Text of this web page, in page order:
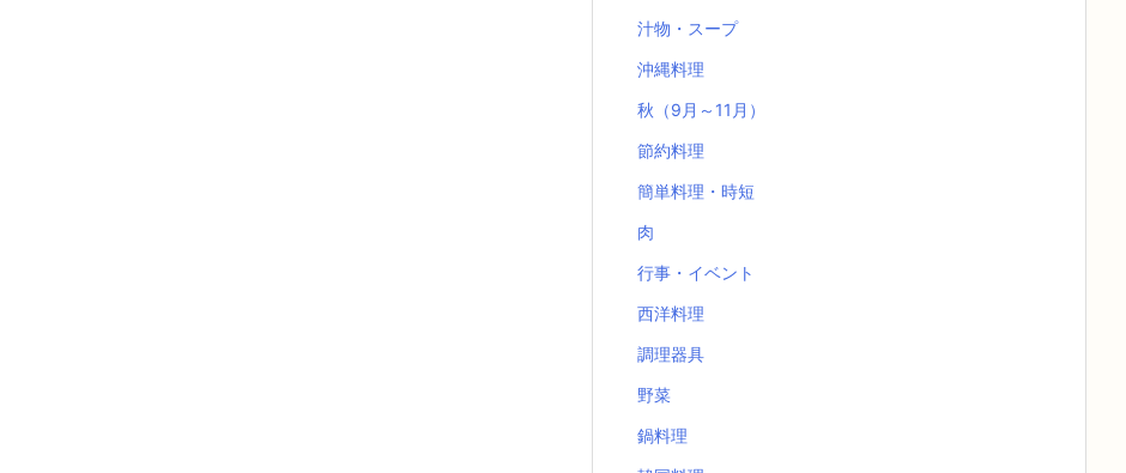
汁物・スープ
沖縄料理
秋（9月～11月）
節約料理
簡単料理・時短
肉
行事・イベント
西洋料理
調理器具
野菜
鍋料理